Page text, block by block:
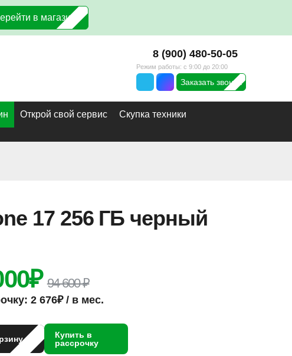
в магазин
8 (900) 480-50-05
Режим работы: с 9:00 до 20:00
Заказать звонок
Открой свой сервис
Скупка техники
17 256 ГБ черный
₽ 94 600 ₽
2 676₽ / в мес.
Купить в
рассрочку